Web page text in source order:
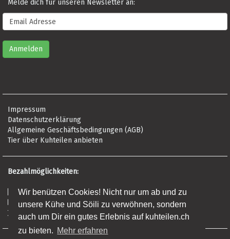
Wir benützen Cookies! Nicht nur um ab und zu
unsere Kühe und Söili zu verwöhnen, sondern
auch um Dir ein gutes Erlebnis auf kuhteilen.ch
zu bieten. Mehr erfahren
Melde dich für unseren Newsletter an:
Impressum
Datenschutzerklärung
Allgemeine Geschäftsbedingungen (AGB)
Tier über Kuhteilen anbieten
Bezahlmöglichkeiten:
Risikofrei per Rechnung
Kreditkarte (Visa, Mastercard, Amex)
Banküberweisung (Frist: 5 Tage)